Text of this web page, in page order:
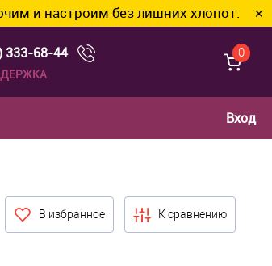
без лишних хлопот. ✕
333-68-44 0
Вход
В избранное К сравнению